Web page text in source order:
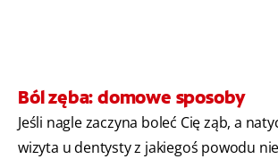
Ból zęba: domowe sposoby
Jeśli nagle zaczyna boleć Cię ząb, a
wizyta u dentysty z jakiegoś powodu